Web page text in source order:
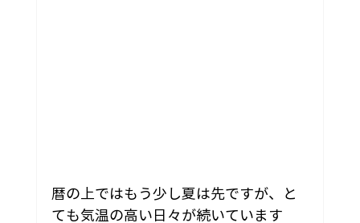
暦の上ではもう少し夏は先ですが、と
ても気温の高い日々が続いています